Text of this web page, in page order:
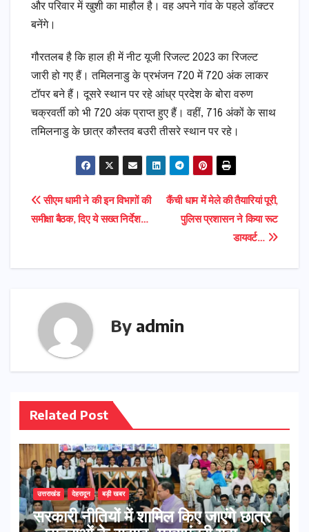
और परिवार में खुशी का माहौल है। वह अपने गांव के पहले डॉक्टर
बनेंगे।
गौरतलब है कि हाल ही में नीट यूजी रिजल्ट 2023 का रिजल्ट
जारी हो गए हैं। तमिलनाडु के प्रभंजन 720 में 720 अंक लाकर
टॉपर बने हैं। दूसरे स्थान पर रहे आंध्र प्रदेश के बोरा वरुण
चक्रवर्ती को भी 720 अंक प्राप्त हुए हैं। वहीं, 716 अंकों के साथ
तमिलनाडु के छात्र कौस्तव बउरी तीसरे स्थान पर रहे।
Post
navigation
कैंची धाम में मेले की तैयारियां पूरी,
पुलिस प्रशासन ने किया रूट
डायवर्ट…
सीएम धामी ने की इन विभागों की
समीक्षा बैठक, दिए ये सख्त निर्देश…
By admin
Related Post
उत्तराखंड देहरादून बड़ी खबर
सरकारी नीतियों में शामिल किए जाएंगे छात्र